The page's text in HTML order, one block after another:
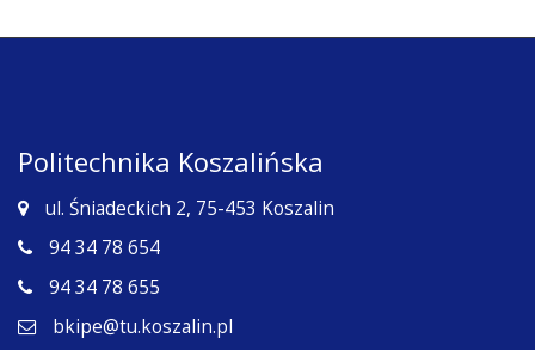
Politechnika Koszalińska
ul. Śniadeckich 2, 75-453 Koszalin
94 34 78 654
94 34 78 655
bkipe@tu.koszalin.pl